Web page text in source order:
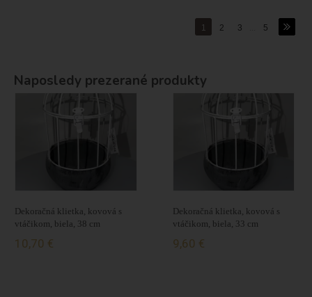
1 2 3 5
Naposledy prezerané produkty
Dekoračná klietka, kovová s
vtáčikom, biela, 38 cm
10,70 €
Dekoračná klietka, kovová s
vtáčikom, biela, 33 cm
9,60 €